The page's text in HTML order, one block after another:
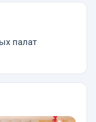
палат